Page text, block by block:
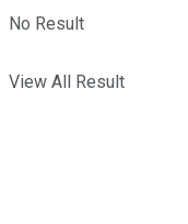
No Result
View All Result